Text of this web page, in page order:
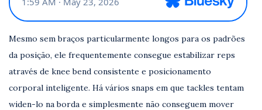
Mesmo sem braços particularmente longos para os padrões
da posição, ele frequentemente consegue estabilizar reps
através de knee bend consistente e posicionamento
corporal inteligente. Há vários snaps em que tackles tentam
widen-lo na borda e simplesmente não conseguem mover